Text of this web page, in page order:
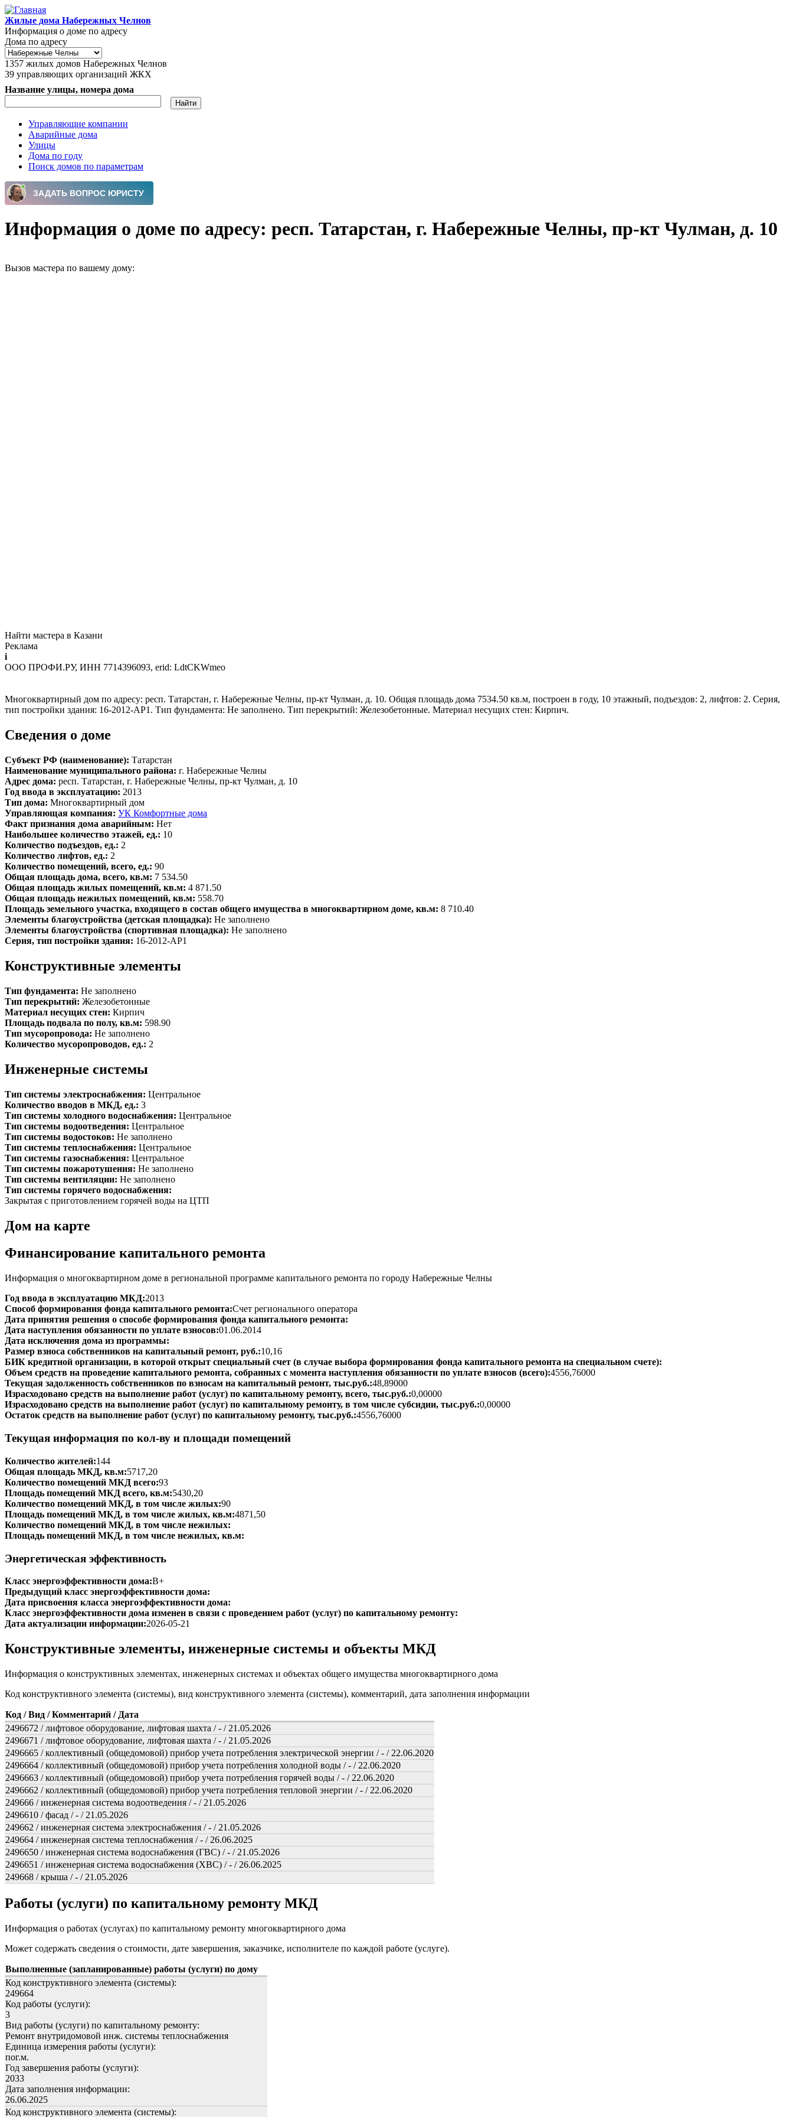
Перейти к основному содержанию
Жилые дома Набережных Челнов
Информация о доме по адресу
Дома по адресу
1357 жилых домов Набережных Челнов
39 управляющих организаций ЖКХ
Название улицы, номера дома
Главное меню
Управляющие компании
Аварийные дома
Улицы
Дома по году
Поиск домов по параметрам
Информация о доме по адресу: респ. Татарстан, г. Набережные Челны, пр-кт Чулман, д. 10
Вызов мастера по вашему дому:
Найти мастера в Казани
Реклама
i
ООО ПРОФИ.РУ, ИНН 7714396093, erid: LdtCKWmeo
Многоквартирный дом по адресу: респ. Татарстан, г. Набережные Челны, пр-кт Чулман, д. 10. Общая площадь дома 7534.50 кв.м, построен в году, 10 этажный, подъездов: 2, лифтов: 2. Серия,
тип постройки здания: 16-2012-АР1. Тип фундамента: Не заполнено. Тип перекрытий: Железобетонные. Материал несущих стен: Кирпич.
Сведения о доме
Субъект РФ (наименование): Татарстан
Наименование муниципального района: г. Набережные Челны
Адрес дома: респ. Татарстан, г. Набережные Челны, пр-кт Чулман, д. 10
Год ввода в эксплуатацию: 2013
Тип дома: Многоквартирный дом
Управляющая компания: УК Комфортные дома
Факт признания дома аварийным: Нет
Наибольшее количество этажей, ед.: 10
Количество подъездов, ед.: 2
Количество лифтов, ед.: 2
Количество помещений, всего, ед.: 90
Общая площадь дома, всего, кв.м: 7 534.50
Общая площадь жилых помещений, кв.м: 4 871.50
Общая площадь нежилых помещений, кв.м: 558.70
Площадь земельного участка, входящего в состав общего имущества в многоквартирном доме, кв.м: 8 710.40
Элементы благоустройства (детская площадка): Не заполнено
Элементы благоустройства (спортивная площадка): Не заполнено
Серия, тип постройки здания: 16-2012-АР1
Конструктивные элементы
Тип фундамента: Не заполнено
Тип перекрытий: Железобетонные
Материал несущих стен: Кирпич
Площадь подвала по полу, кв.м: 598.90
Тип мусоропровода: Не заполнено
Количество мусоропроводов, ед.: 2
Инженерные системы
Тип системы электроснабжения: Центральное
Количество вводов в МКД, ед.: 3
Тип системы холодного водоснабжения: Центральное
Тип системы водоотведения: Центральное
Тип системы водостоков: Не заполнено
Тип системы теплоснабжения: Центральное
Тип системы газоснабжения: Центральное
Тип системы пожаротушения: Не заполнено
Тип системы вентиляции: Не заполнено
Тип системы горячего водоснабжения:
Закрытая с приготовлением горячей воды на ЦТП
Дом на карте
Финансирование капитального ремонта
Информация о многоквартирном доме в региональной программе капитального ремонта по городу Набережные Челны
Год ввода в эксплуатацию МКД:2013
Способ формирования фонда капитального ремонта:Счет регионального оператора
Дата принятия решения о способе формирования фонда капитального ремонта:
Дата наступления обязанности по уплате взносов:01.06.2014
Дата исключения дома из программы:
Размер взноса собственников на капитальный ремонт, руб.:10,16
БИК кредитной организации, в которой открыт специальный счет (в случае выбора формирования фонда капитального ремонта на специальном счете):
Объем средств на проведение капитального ремонта, собранных с момента наступления обязанности по уплате взносов (всего):4556,76000
Текущая задолженность собственников по взносам на капитальный ремонт, тыс.руб.:48,89000
Израсходовано средств на выполнение работ (услуг) по капитальному ремонту, всего, тыс.руб.:0,00000
Израсходовано средств на выполнение работ (услуг) по капитальному ремонту, в том числе субсидии, тыс.руб.:0,00000
Остаток средств на выполнение работ (услуг) по капитальному ремонту, тыс.руб.:4556,76000
Текущая информация по кол-ву и площади помещений
Количество жителей:144
Общая площадь МКД, кв.м:5717,20
Количество помещений МКД всего:93
Площадь помещений МКД всего, кв.м:5430,20
Количество помещений МКД, в том числе жилых:90
Площадь помещений МКД, в том числе жилых, кв.м:4871,50
Количество помещений МКД, в том числе нежилых:
Площадь помещений МКД, в том числе нежилых, кв.м:
Энергетическая эффективность
Класс энергоэффективности дома:B+
Предыдущий класс энергоэффективности дома:
Дата присвоения класса энергоэффективности дома:
Класс энергоэффективности дома изменен в связи с проведением работ (услуг) по капитальному ремонту:
Дата актуализации информации:2026-05-21
Конструктивные элементы, инженерные системы и объекты МКД
Информация о конструктивных элементах, инженерных системах и объектах общего имущества многоквартирного дома
Код конструктивного элемента (системы), вид конструктивного элемента (системы), комментарий, дата заполнения информации
Код / Вид / Комментарий / Дата
2496672 / лифтовое оборудование, лифтовая шахта / - / 21.05.2026
2496671 / лифтовое оборудование, лифтовая шахта / - / 21.05.2026
2496665 / коллективный (общедомовой) прибор учета потребления электрической энергии / - / 22.06.2020
2496664 / коллективный (общедомовой) прибор учета потребления холодной воды / - / 22.06.2020
2496663 / коллективный (общедомовой) прибор учета потребления горячей воды / - / 22.06.2020
2496662 / коллективный (общедомовой) прибор учета потребления тепловой энергии / - / 22.06.2020
249666 / инженерная система водоотведения / - / 21.05.2026
2496610 / фасад / - / 21.05.2026
249662 / инженерная система электроснабжения / - / 21.05.2026
249664 / инженерная система теплоснабжения / - / 26.06.2025
2496650 / инженерная система водоснабжения (ГВС) / - / 21.05.2026
2496651 / инженерная система водоснабжения (ХВС) / - / 26.06.2025
249668 / крыша / - / 21.05.2026
Работы (услуги) по капитальному ремонту МКД
Информация о работах (услугах) по капитальному ремонту многоквартирного дома
Может содержать сведения о стоимости, дате завершения, заказчике, исполнителе по каждой работе (услуге).
Выполненные (запланированные) работы (услуги) по дому
Код конструктивного элемента (системы):
249664
Код работы (услуги):
3
Вид работы (услуги) по капитальному ремонту:
Ремонт внутридомовой инж. системы теплоснабжения
Единица измерения работы (услуги):
пог.м.
Год завершения работы (услуги):
2033
Дата заполнения информации:
26.06.2025
Код конструктивного элемента (системы):